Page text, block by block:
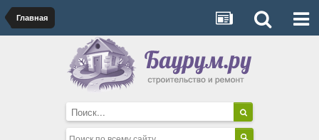
Главная